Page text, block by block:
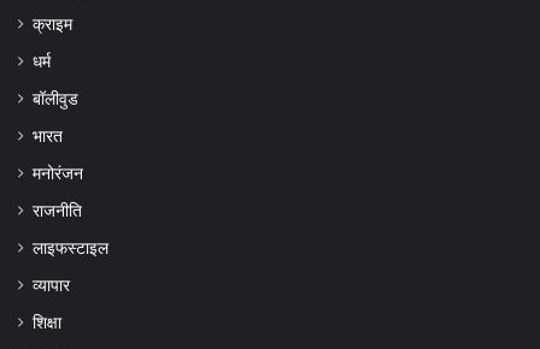
क्राइम
धर्म
बॉलीवुड
भारत
मनोरंजन
राजनीति
लाइफस्टाइल
व्यापार
शिक्षा